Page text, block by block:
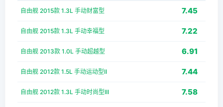
自由舰 2015款 1.3L 手动财富型 7.45
自由舰 2015款 1.3L 手动幸福型 7.22
自由舰 2013款 1.0L 手动超越型 6.91
自由舰 2012款 1.5L 手动运动型II 7.44
自由舰 2012款 1.3L 手动时尚型III 7.58